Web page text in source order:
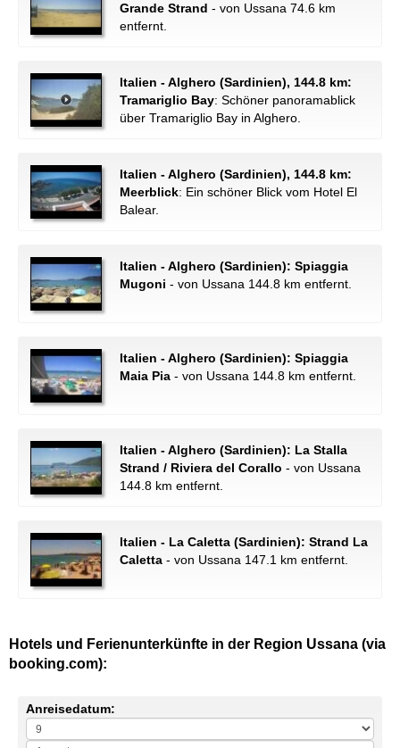
Grande Strand - von Ussana 74.6 km
entfernt.
Italien - Alghero (Sardinien), 144.8 km:
Tramariglio Bay: Schöner panoramablick
über Tramariglio Bay in Alghero.
Italien - Alghero (Sardinien), 144.8 km:
Meerblick: Ein schöner Blick vom Hotel El
Balear.
Italien - Alghero (Sardinien): Spiaggia
Mugoni - von Ussana 144.8 km entfernt.
Italien - Alghero (Sardinien): Spiaggia
Maia Pia - von Ussana 144.8 km entfernt.
Italien - Alghero (Sardinien): La Stalla
Strand / Riviera del Corallo - von Ussana
144.8 km entfernt.
Italien - La Caletta (Sardinien): Strand La
Caletta - von Ussana 147.1 km entfernt.
Hotels und Ferienunterkünfte in der Region Ussana (via
booking.com):
Anreisedatum: